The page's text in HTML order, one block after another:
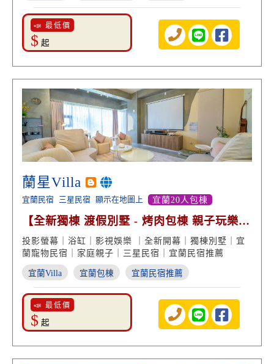
📣 最低價
$ 起
蘭星Villa
宜蘭民宿 三星民宿 顯示在地圖上 宜蘭20人包棟
【全新獨棟 渡假別墅 - 烤肉包棟 親子玩樂
美學設計】
投影螢幕｜浴缸｜影視娛樂 ｜全新開幕｜獨棟別墅｜宜
蘭寵物民宿｜家庭親子｜三星民宿｜宜蘭民宿推薦
宜蘭Villa 宜蘭包棟 宜蘭民宿推薦
📣 最低價
$ 起